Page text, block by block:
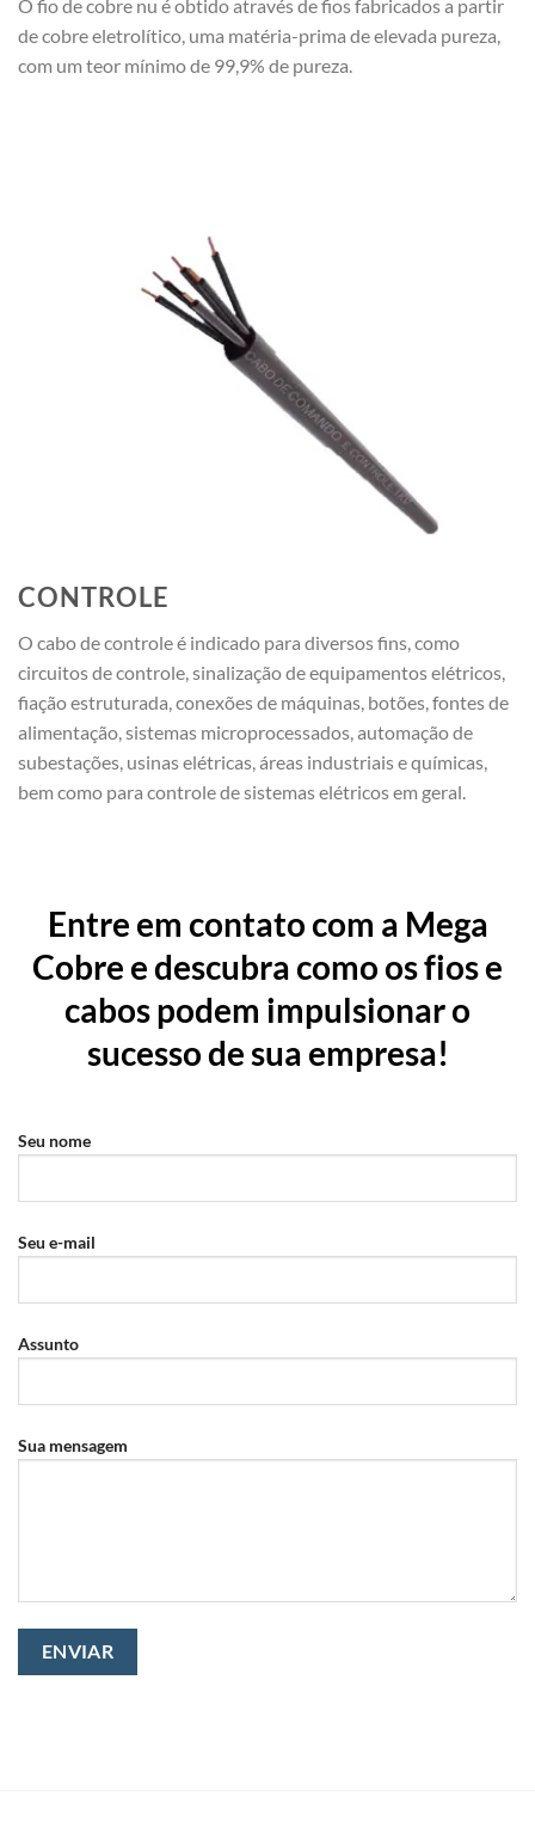
O fio de cobre nu é obtido através de fios fabricados a partir
de cobre eletrolítico, uma matéria-prima de elevada pureza,
com um teor mínimo de 99,9% de pureza.
CONTROLE
O cabo de controle é indicado para diversos fins, como
circuitos de controle, sinalização de equipamentos elétricos,
fiação estruturada, conexões de máquinas, botões, fontes de
alimentação, sistemas microprocessados, automação de
subestações, usinas elétricas, áreas industriais e químicas,
bem como para controle de sistemas elétricos em geral.
Entre em contato com a Mega
Cobre e descubra como os fios e
cabos podem impulsionar o
sucesso de sua empresa!
Seu nome
Seu e-mail
Assunto
Sua mensagem